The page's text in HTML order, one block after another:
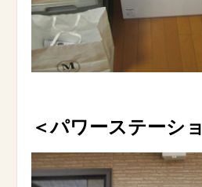
＜パワーステーシ